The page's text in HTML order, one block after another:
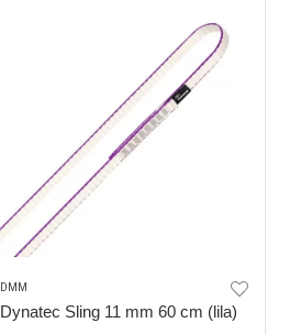
DMM
Dynatec Sling 11 mm 60 cm (lila)